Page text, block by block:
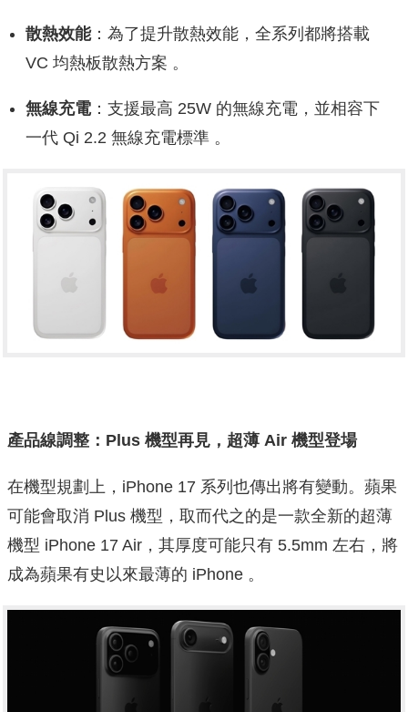
散熱效能：為了提升散熱效能，全系列都將搭載
VC 均熱板散熱方案 。
無線充電：支援最高 25W 的無線充電，並相容下
一代 Qi 2.2 無線充電標準 。
產品線調整：Plus 機型再見，超薄 Air 機型登場
在機型規劃上，iPhone 17 系列也傳出將有變動。蘋果
可能會取消 Plus 機型，取而代之的是一款全新的超薄
機型 iPhone 17 Air，其厚度可能只有 5.5mm 左右，將
成為蘋果有史以來最薄的 iPhone 。